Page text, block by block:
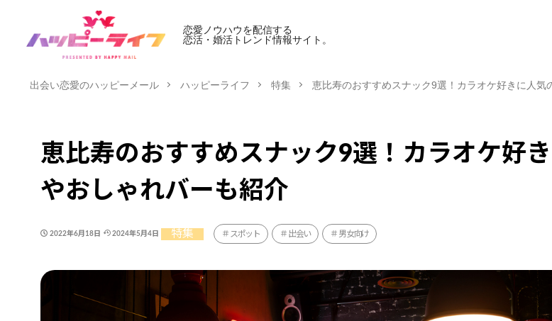
恋愛ノウハウを配信する
恋活・婚活トレンド情報サイト。
出会い恋愛のハッピーメール ハッピーライフ 特集 恵比寿のおすすめスナック9選！カラオケ好きに人気
恵比寿のおすすめスナック9選！カラオケ好
やおしゃれバーも紹介
2022年6月18日 2024年5月4日 特集 スポット 出会い 男女向け